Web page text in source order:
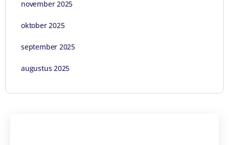
november 2025
oktober 2025
september 2025
augustus 2025